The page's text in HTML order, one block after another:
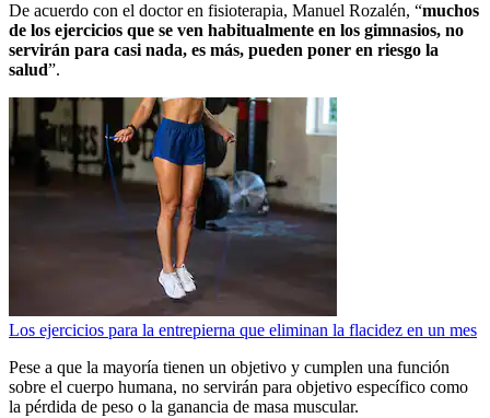
De acuerdo con el doctor en fisioterapia, Manuel Rozalén, “muchos
de los ejercicios que se ven habitualmente en los gimnasios, no
servirán para casi nada, es más, pueden poner en riesgo la
salud”.
Los ejercicios para la entrepierna que eliminan la flacidez en un mes
Pese a que la mayoría tienen un objetivo y cumplen una función
sobre el cuerpo humana, no servirán para objetivo específico como
la pérdida de peso o la ganancia de masa muscular.